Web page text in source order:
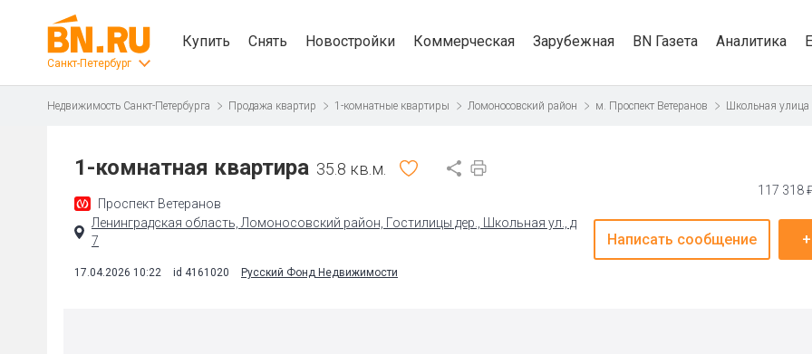
Санкт-Петербург
Купить Снять Новостройки Коммерческая Зарубежная BN Газета Аналитика
Недвижимость Санкт-Петербурга Продажа квартир 1-комнатные квартиры Ломоносовский район м. Проспект Ветеранов Школьная улица
1-комнатная квартира 35.8 кв.м.
Проспект Ветеранов
Ленинградская область, Ломоносовский район, Гостилицы дер., Школьная ул., д
7
17.04.2026 10:22 id 4161020 Русский Фонд Недвижимости
117 318
Написать сообщение